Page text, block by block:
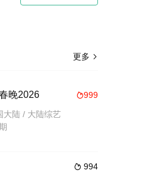
更多 
999
晚2026
大陆 / 大陆综艺
 994